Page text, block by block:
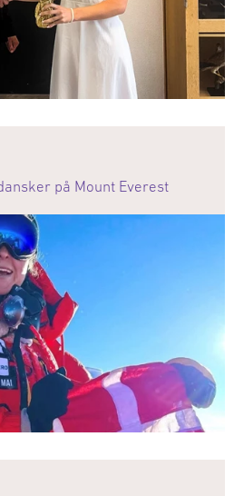
på Mount Everest